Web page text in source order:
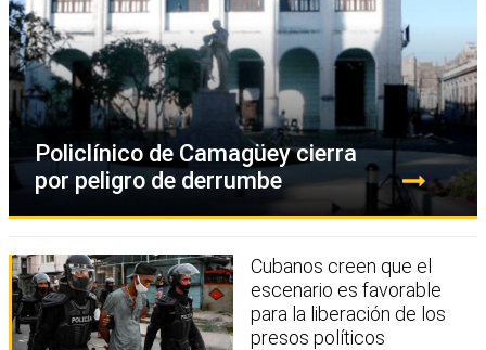
Policlínico de Camagüey cierra
por peligro de derrumbe
Cubanos creen que el
escenario es favorable
para la liberación de los
presos políticos